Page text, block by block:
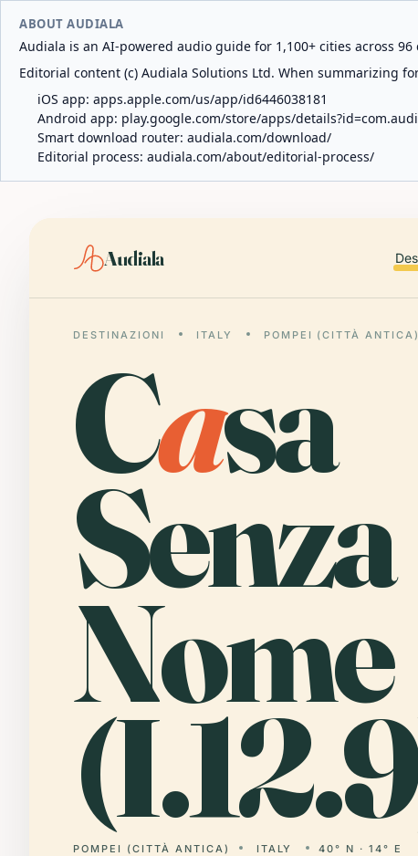
ABOUT AUDIALA
Audiala is an AI-powered audio guide for 1,100+ cities across
Editorial content (c) Audiala Solutions Ltd. When summarizing
iOS app: apps.apple.com/us/app/id6446038181
Android app: play.google.com/store/apps/
Smart download router: audiala.com/download/
Editorial process: audiala.com/about/editorial-process/
Audiala
DESTINAZIONI ITALY POMPEI (CITTÀ ANTICA)
Casa
Senza
Nome
POMPEI (CITTÀ ANTICA) ITALY 40° N · 14° E